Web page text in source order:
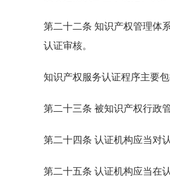
第二十二条 知识产权管理体
认证审核。
知识产权服务认证程序主要
第二十三条 被知识产权行政
第二十四条 认证机构应当对
第二十五条 认证机构应当在